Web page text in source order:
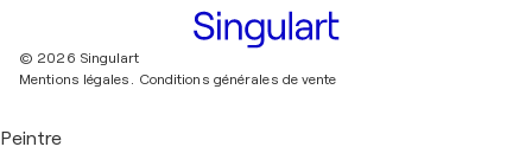
© 2026 Singulart
Mentions légales.
Conditions générales de vente
Peintre